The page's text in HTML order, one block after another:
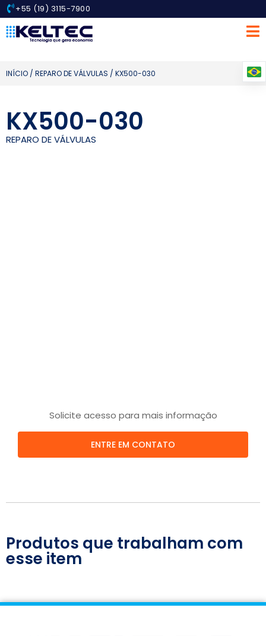
+55 (19) 3115-7900
INÍCIO / REPARO DE VÁLVULAS / KX500-030
KX500-030
REPARO DE VÁLVULAS
Solicite acesso para mais informação
ENTRE EM CONTATO
Produtos que trabalham com
esse item